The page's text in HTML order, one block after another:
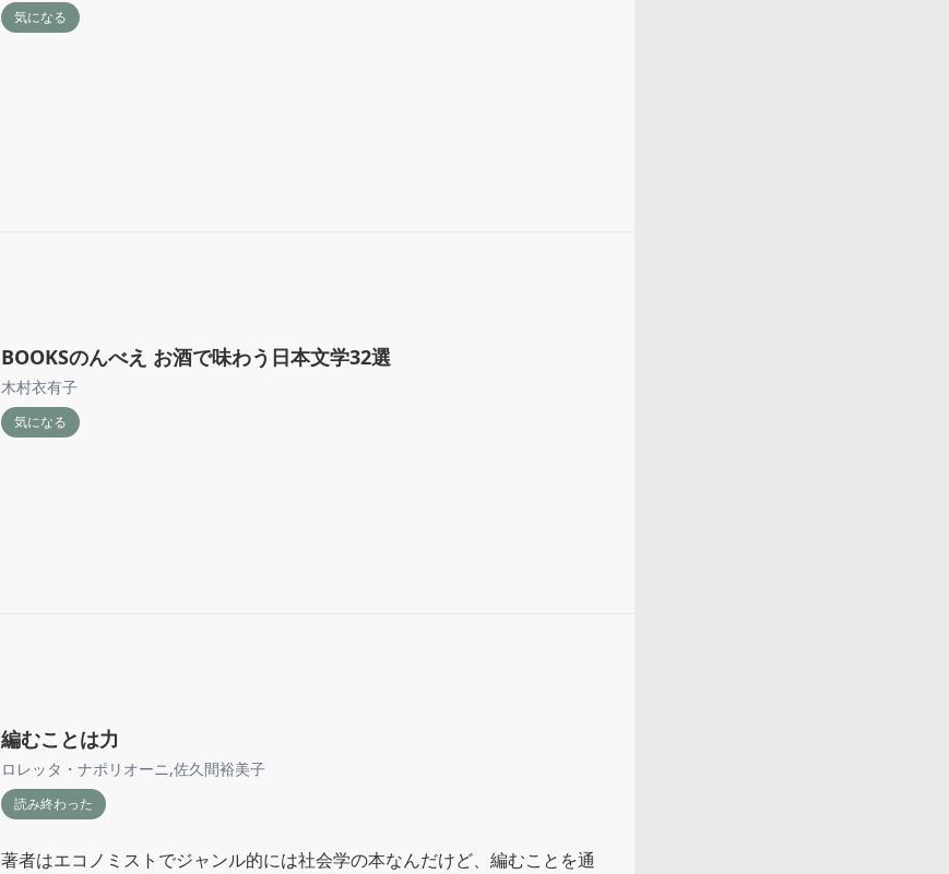
気になる
BOOKSのんべえ お酒で味わう日本文学32選
木村衣有子
気になる
編むことは力
ロレッタ・ナポリオーニ,佐久間裕美子
読み終わった
著者はエコノミストでジャンル的には社会学の本なんだけど、編むことを通